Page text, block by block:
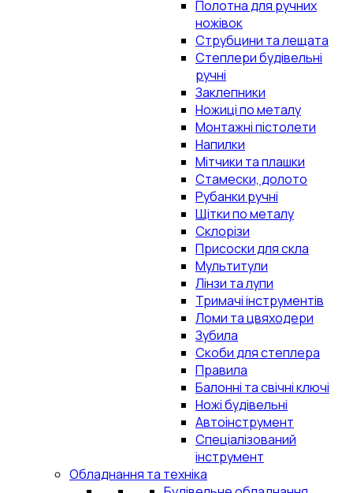
Полотна для ручних
ножівок
Струбцини та лещата
Степлери будівельні
ручні
Заклепники
Ножиці по металу
Монтажні пістолети
Напилки
Мітчики та плашки
Стамески, долото
Рубанки ручні
Щітки по металу
Склорізи
Присоски для скла
Мультитули
Лінзи та лупи
Тримачі інструментів
Ломи та цвяходери
Зубила
Скоби для степлера
Правила
Балонні та свічні ключі
Ножі будівельні
Автоінструмент
Спеціалізований
інструмент
Обладнання та техніка